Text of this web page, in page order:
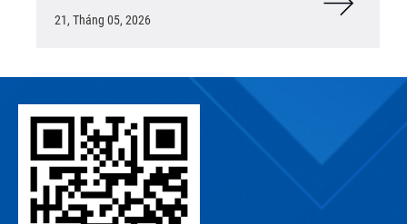
21, Tháng 05, 2026